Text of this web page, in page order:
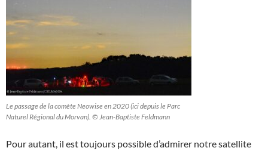
Le passage de la comète Neowise en 2020 (ici depuis le Parc
Naturel Régional du Morvan). © Jean-Baptiste Feldmann
Pour autant, il est toujours possible d’admirer notre satellite